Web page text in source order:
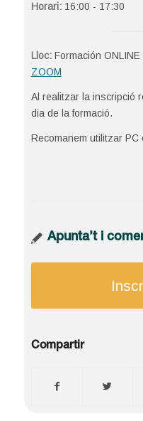
Horari:16:00 - 17:30
Lloc:Formación
ZOOM
Al realitzar la inscripció
dia de la formació.
Recomanem utilitzar
Apunta’t i
Compartir